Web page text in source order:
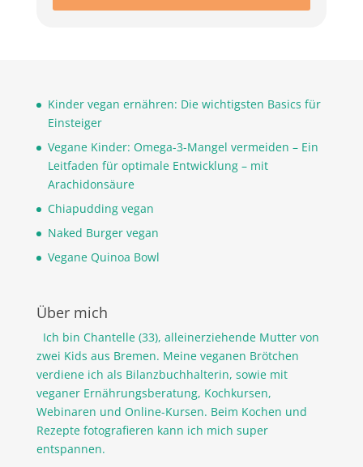
Kinder vegan ernähren: Die wichtigsten Basics für
Einsteiger
Vegane Kinder: Omega-3-Mangel vermeiden – Ein
Leitfaden für optimale Entwicklung – mit
Arachidonsäure
Chiapudding vegan
Naked Burger vegan
Vegane Quinoa Bowl
Über mich
Ich bin Chantelle (33), alleinerziehende Mutter von
zwei Kids aus Bremen. Meine veganen Brötchen
verdiene ich als Bilanzbuchhalterin, sowie mit
veganer Ernährungsberatung, Kochkursen,
Webinaren und Online-Kursen. Beim Kochen und
Rezepte fotografieren kann ich mich super
entspannen.